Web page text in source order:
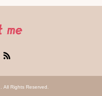
. All Rights Reserved.